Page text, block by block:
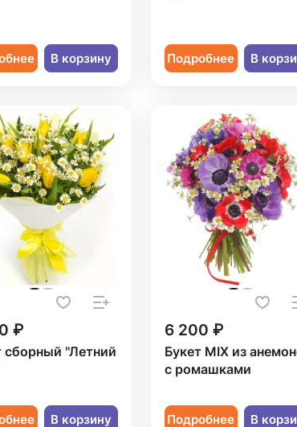
В корзину Подробнее В
₽
сборный "Летний
В корзину
6 200 ₽
Букет MIX из
с ромашками
Подробнее В